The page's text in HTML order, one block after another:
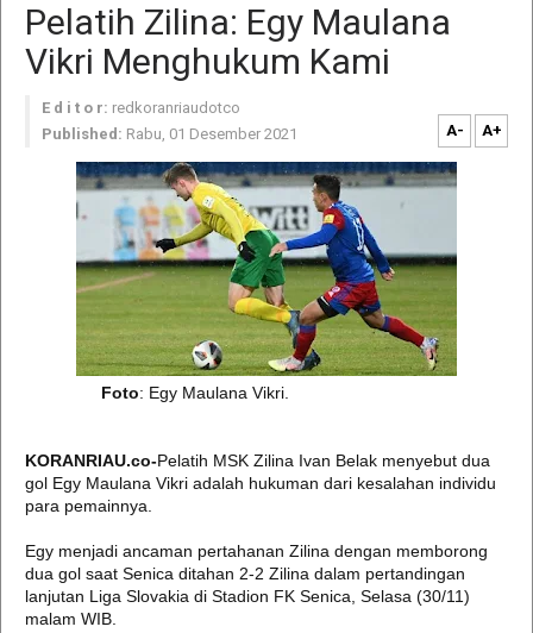
Pelatih Zilina: Egy Maulana
Vikri Menghukum Kami
E d i t o r: redkoranriaudotco
Published: Rabu, 01 Desember 2021 A- A+
Foto: Egy Maulana Vikri.
KORANRIAU.co-Pelatih MSK Zilina Ivan Belak menyebut dua
gol Egy Maulana Vikri adalah hukuman dari kesalahan individu
para pemainnya.
Egy menjadi ancaman pertahanan Zilina dengan memborong
dua gol saat Senica ditahan 2-2 Zilina dalam pertandingan
lanjutan Liga Slovakia di Stadion FK Senica, Selasa (30/11)
malam WIB.